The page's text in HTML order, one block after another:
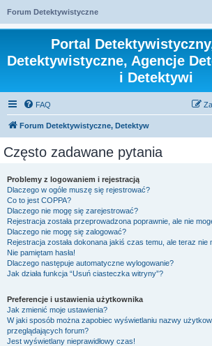
Forum Detektywistyczne
Portal
Detektywistyczne, Agencje
i Detektywi
FAQ
Forum Detektywistyczne, Detektyw
Często zadawane pytania
Problemy z logowaniem i rejestracją
Dlaczego w ogóle muszę się rejestrować?
Co to jest COPPA?
Dlaczego nie mogę się zarejestrować?
Rejestracja została przeprowadzona poprawnie, ale nie
Dlaczego nie mogę się zalogować?
Rejestracja została dokonana jakiś czas temu, ale teraz nie
Nie pamiętam hasła!
Dlaczego następuje automatyczne wylogowanie?
Jak działa funkcja “Usuń ciasteczka witryny”?
Preferencje i ustawienia użytkownika
Jak zmienić moje ustawienia?
W jaki sposób można zapobiec wyświetlaniu nazwy
przeglądających forum?
Jest wyświetlany nieprawidłowy czas!